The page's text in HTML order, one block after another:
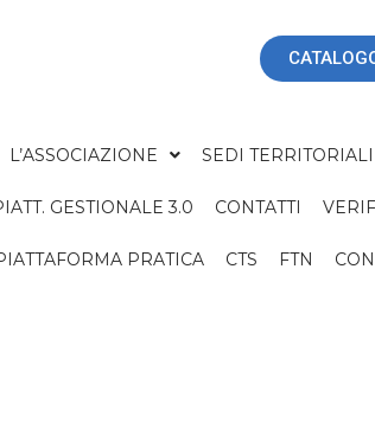
L’ASSOCIAZIONE SEDI TERRITORIALI
GESTIONALE 3.0 CONTATTI
PRATICA CTS FTN